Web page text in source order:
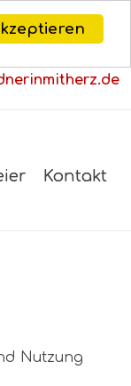
Kontakt
Nutzung